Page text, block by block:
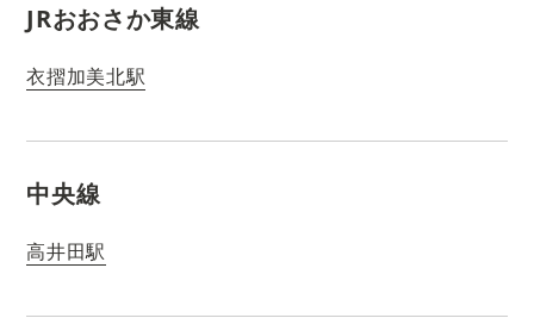
JRおおさか東線
衣摺加美北駅
中央線
高井田駅